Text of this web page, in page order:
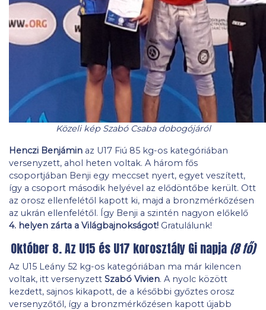
Közeli kép Szabó Csaba dobogójáról
Henczi Benjámin az U17 Fiú 85 kg-os kategóriában
versenyzett, ahol heten voltak. A három fős
csoportjában Benji egy meccset nyert, egyet veszített,
így a csoport második helyével az elődöntőbe került. Ott
az orosz ellenfelétől kapott ki, majd a bronzmérkőzésen
az ukrán ellenfelétől. Így Benji a szintén nagyon előkelő
4. helyen zárta a Világbajnokságot! Gratulálunk!
Október 8. Az U15 és U17 korosztály Gi napja(8 fő)
Az U15 Leány 52 kg-os kategóriában ma már kilencen
voltak, itt versenyzett Szabó Vivien. A nyolc között
kezdett, sajnos kikapott, de a későbbi győztes orosz
versenyzőtől, így a bronzmérkőzésen kapott újabb